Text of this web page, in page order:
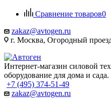
Сравнение товаров0
zakaz@avtogen.ru
г. Москва, Огородный
Интернет-магазин силовой
оборудование для дома и сада.
+7 (495) 374-51-49
zakaz@avtogen.ru